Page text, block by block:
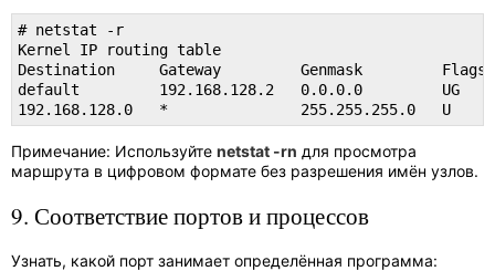
# netstat -r
Kernel IP routing table
Destination     Gateway         Genmask         Flags
default         192.168.128.2   0.0.0.0         UG
192.168.128.0   *               255.255.255.0   U
Примечание: Используйте netstat -rn для просмотра
маршрута в цифровом формате без разрешения имён узлов.
9. Соответствие портов и процессов
Узнать, какой порт занимает определённая программа: